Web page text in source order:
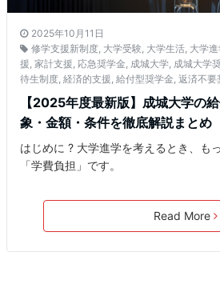
2025年10月11日
修学支援新制度, 大学受験, 大学生活, 大学
援, 家計支援, 応急奨学金, 成城大学, 成城大学
待生制度, 経済的支援, 給付型奨学金, 返済不要
【2025年度最新版】成城大学の
象・金額・条件を徹底解説まとめ
はじめに ? 大学進学を考えるとき、も
「学費負担」です。
Read More